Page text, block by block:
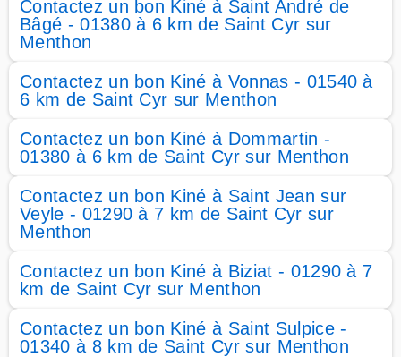
Contactez un bon Kiné à Saint André de
Bâgé - 01380 à 6 km de Saint Cyr sur
Menthon
Contactez un bon Kiné à Vonnas - 01540 à
6 km de Saint Cyr sur Menthon
Contactez un bon Kiné à Dommartin -
01380 à 6 km de Saint Cyr sur Menthon
Contactez un bon Kiné à Saint Jean sur
Veyle - 01290 à 7 km de Saint Cyr sur
Menthon
Contactez un bon Kiné à Biziat - 01290 à 7
km de Saint Cyr sur Menthon
Contactez un bon Kiné à Saint Sulpice -
01340 à 8 km de Saint Cyr sur Menthon